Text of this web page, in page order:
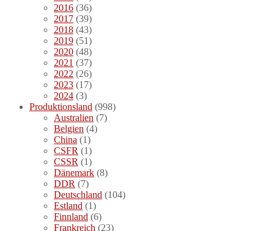
2016 (36)
2017 (39)
2018 (43)
2019 (51)
2020 (48)
2021 (37)
2022 (26)
2023 (17)
2024 (3)
Produktionsland (998)
Australien (7)
Belgien (4)
China (1)
CSFR (1)
CSSR (1)
Dänemark (8)
DDR (7)
Deutschland (104)
Estland (1)
Finnland (6)
Frankreich (23)